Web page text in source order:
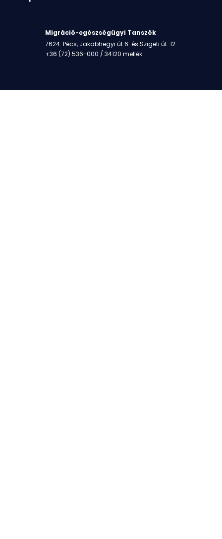
Migráció-egészségügyi Tanszék
7624. Pécs, Jakabhegyi út 6. és Szigeti út. 12.
+36 (72) 536-000 / 34120 mellék